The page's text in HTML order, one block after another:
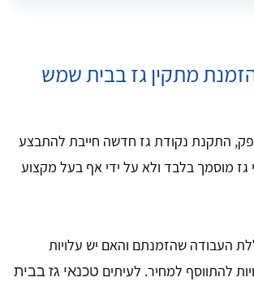
מתקין גז בבית שמש
התקנת נקודת גז חדשה חייבת להתבצע
גז מוסמך בלבד ולא על ידי אף בעל מקצוע
העבודה שהזמנתם והאם יש עלויות
להתווסף למחיר. לעיתים טכנאי גז בבית